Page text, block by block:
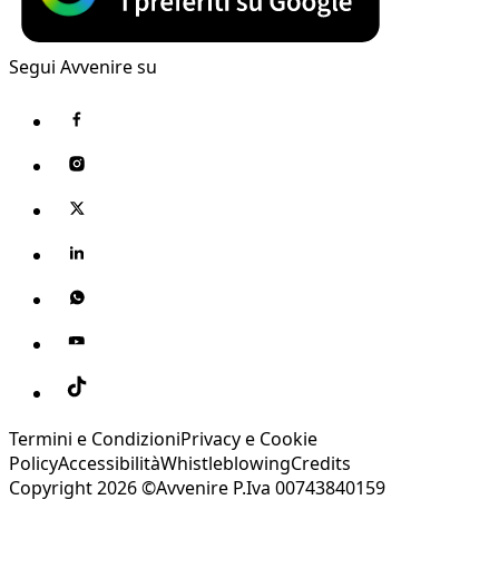
Segui Avvenire su
Termini e CondizioniPrivacy e Cookie
PolicyAccessibilitàWhistleblowingCredits
Copyright 2026 ©Avvenire P.Iva 00743840159